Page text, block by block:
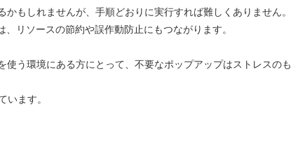
もしれませんが、手順どおりに実行すれば難しくありません。
リソースの節約や誤作動防止にもつながります。
う環境にある方にとって、不要なポップアップはストレスのも
います。